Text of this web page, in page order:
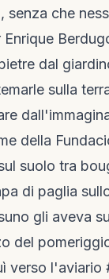
fauna silvestre:
hacia el peligro
fa
questa settimana
· 2 settimane fa
delle are
senza che
Enrique
dal
sulla
della
suolo tra
di paglia
gli aveva
del
verso l'aviario